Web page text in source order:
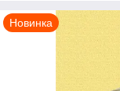
Новинка